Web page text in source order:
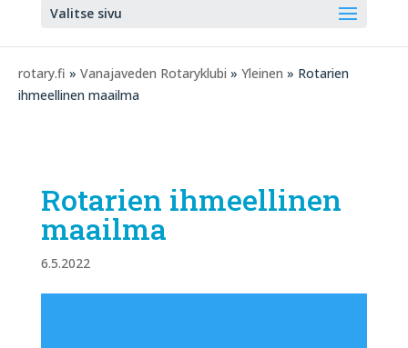
Valitse sivu
rotary.fi » Vanajaveden Rotaryklubi » Yleinen » Rotarien
ihmeellinen maailma
Rotarien ihmeellinen
maailma
6.5.2022